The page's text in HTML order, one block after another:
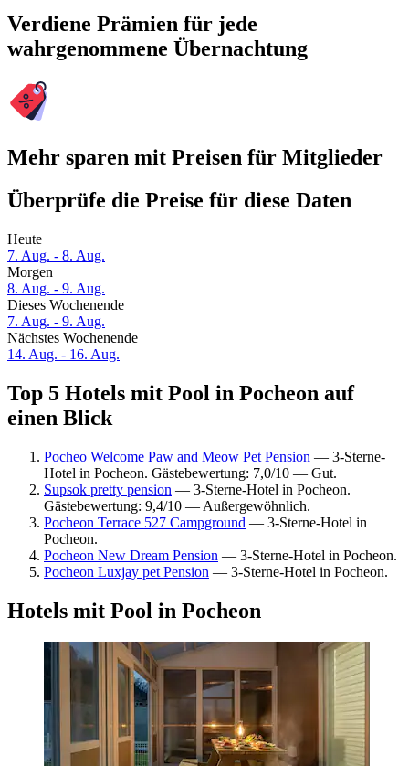
Verdiene Prämien für jede
wahrgenommene Übernachtung
Mehr sparen mit Preisen für Mitglieder
Überprüfe die Preise für diese Daten
Heute
7. Aug. - 8. Aug.
Morgen
8. Aug. - 9. Aug.
Dieses Wochenende
7. Aug. - 9. Aug.
Nächstes Wochenende
14. Aug. - 16. Aug.
Top 5 Hotels mit Pool in Pocheon auf
einen Blick
Pocheo Welcome Paw and Meow Pet Pension — 3-Sterne-
Hotel in Pocheon. Gästebewertung: 7,0/10 — Gut.
Supsok pretty pension — 3-Sterne-Hotel in Pocheon.
Gästebewertung: 9,4/10 — Außergewöhnlich.
Pocheon Terrace 527 Campground — 3-Sterne-Hotel in
Pocheon.
Pocheon New Dream Pension — 3-Sterne-Hotel in Pocheon.
Pocheon Luxjay pet Pension — 3-Sterne-Hotel in Pocheon.
Hotels mit Pool in Pocheon